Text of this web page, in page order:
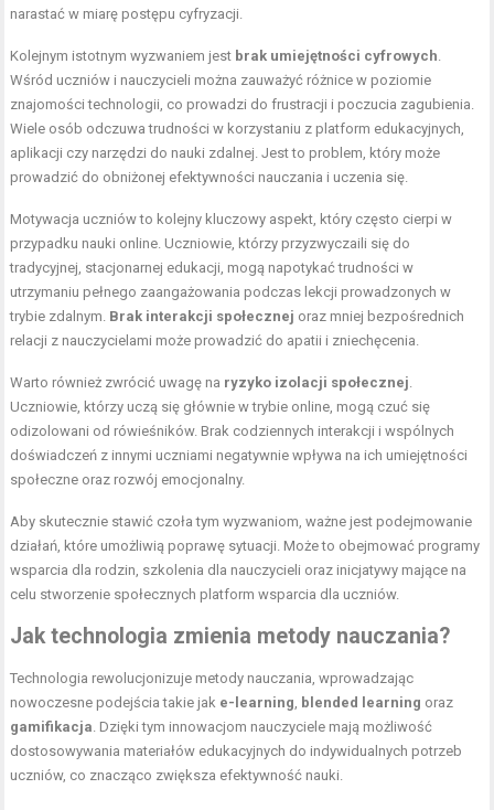
narastać w miarę postępu cyfryzacji.
Kolejnym istotnym wyzwaniem jest brak umiejętności cyfrowych.
Wśród uczniów i nauczycieli można zauważyć różnice w poziomie
znajomości technologii, co prowadzi do frustracji i poczucia zagubienia.
Wiele osób odczuwa trudności w korzystaniu z platform edukacyjnych,
aplikacji czy narzędzi do nauki zdalnej. Jest to problem, który może
prowadzić do obniżonej efektywności nauczania i uczenia się.
Motywacja uczniów to kolejny kluczowy aspekt, który często cierpi w
przypadku nauki online. Uczniowie, którzy przyzwyczaili się do
tradycyjnej, stacjonarnej edukacji, mogą napotykać trudności w
utrzymaniu pełnego zaangażowania podczas lekcji prowadzonych w
trybie zdalnym. Brak interakcji społecznej oraz mniej bezpośrednich
relacji z nauczycielami może prowadzić do apatii i zniechęcenia.
Warto również zwrócić uwagę na ryzyko izolacji społecznej.
Uczniowie, którzy uczą się głównie w trybie online, mogą czuć się
odizolowani od rówieśników. Brak codziennych interakcji i wspólnych
doświadczeń z innymi uczniami negatywnie wpływa na ich umiejętności
społeczne oraz rozwój emocjonalny.
Aby skutecznie stawić czoła tym wyzwaniom, ważne jest podejmowanie
działań, które umożliwią poprawę sytuacji. Może to obejmować programy
wsparcia dla rodzin, szkolenia dla nauczycieli oraz inicjatywy mające na
celu stworzenie społecznych platform wsparcia dla uczniów.
Jak technologia zmienia metody nauczania?
Technologia rewolucjonizuje metody nauczania, wprowadzając
nowoczesne podejścia takie jak e-learning, blended learning oraz
gamifikacja. Dzięki tym innowacjom nauczyciele mają możliwość
dostosowywania materiałów edukacyjnych do indywidualnych potrzeb
uczniów, co znacząco zwiększa efektywność nauki.